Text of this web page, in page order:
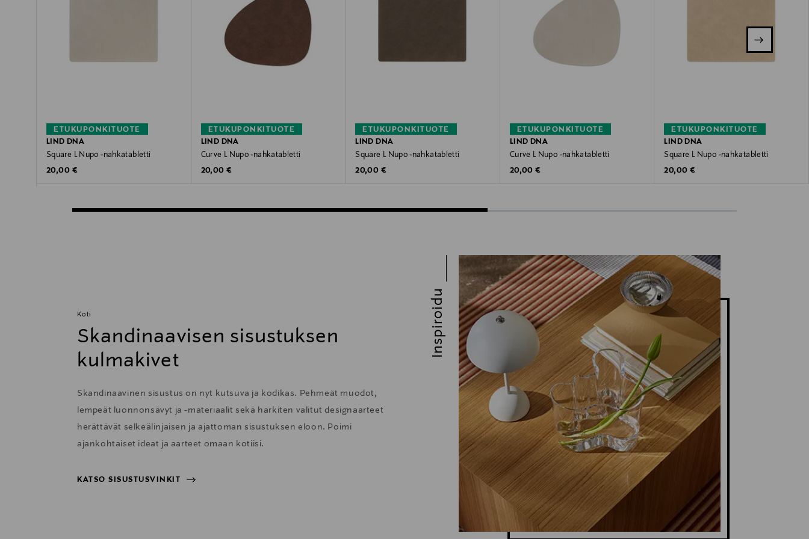
ETUKUPONKITUOTE
LIND DNA
Square L Nupo -nahkatabletti
Original Price
20,00 €
ETUKUPONKITUOTE
LIND DNA
Curve L Nupo -nahkatabletti
Original Price
20,00 €
ETUKUPONKITUOTE
LIND DNA
Square L Nupo -nahkatabletti
Original Price
20,00 €
ETUKUPONKITUOTE
LIND DNA
Curve L Nupo -nahkatabletti
Original Price
20,00 €
ETUKUPONKITUOTE
LIND DNA
Square L Nupo -nahkatabletti
Original Price
20,00 €
Koti
Skandinaavisen sisustuksen
kulmakivet
Skandinaavinen sisustus on nyt kutsuva ja kodikas. Pehmeät muodot,
lempeät luonnonsävyt ja -materiaalit sekä harkiten valitut designaarteet
herättävät selkeälinjaisen ja ajattoman sisustuksen eloon. Poimi
ajankohtaiset ideat ja aarteet omaan kotiisi.
KATSO SISUSTUSVINKIT
Inspiroidu